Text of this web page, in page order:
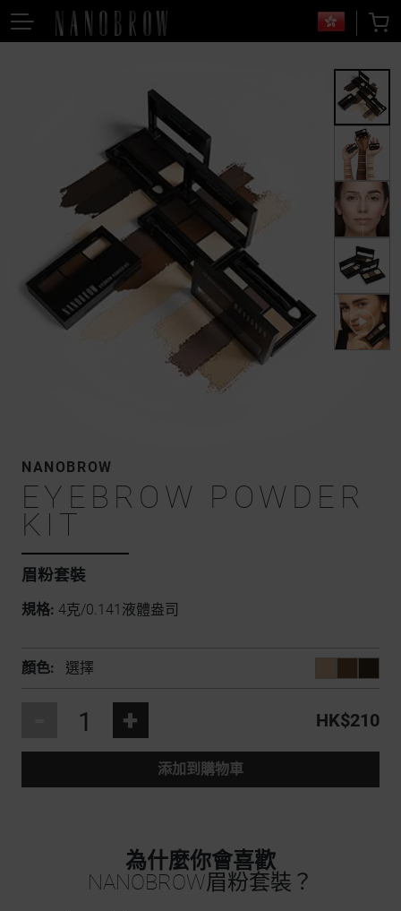
NANOBROW
EYEBROW POWDER
KIT
眉粉套裝
規格: 4克/0.141液體盎司
顏色: 選擇
+ HK$210
添加到購物車
為什麼你會喜歡
NANOBROW眉粉套裝？